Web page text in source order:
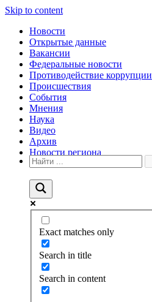
Skip to content
Новости
Открытые данные
Вакансии
Федеральные новости
Противодействие коррупции
Происшествия
События
Мнения
Наука
Видео
Архив
Новости региона
Exact matches only
Search in title
Search in content